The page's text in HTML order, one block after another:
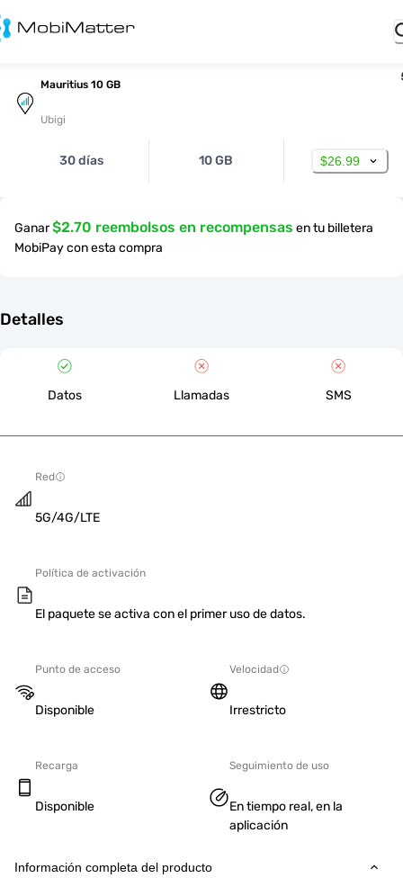
Mauritius 10 GB
Ubigi
30 días 10 GB $26.99
Ganar$2.70 reembolsos en recompensas en tu billetera
MobiPay con esta compra
Detalles
Datos Llamadas SMS
Red
5G/4G/LTE
Política de activación
El paquete se activa con el primer uso de datos.
Punto de acceso
Disponible
Velocidad
Irrestricto
Recarga
Disponible
Seguimiento de uso
En tiempo real, en la
aplicación
Información completa del producto